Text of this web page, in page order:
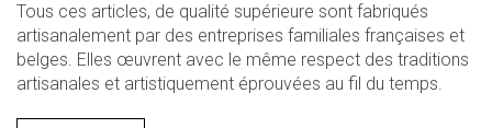
Tous ces articles, de qualité supérieure sont fabriqués
artisanalement par des entreprises familiales françaises et
belges. Elles œuvrent avec le même respect des traditions
artisanales et artistiquement éprouvées au fil du temps.